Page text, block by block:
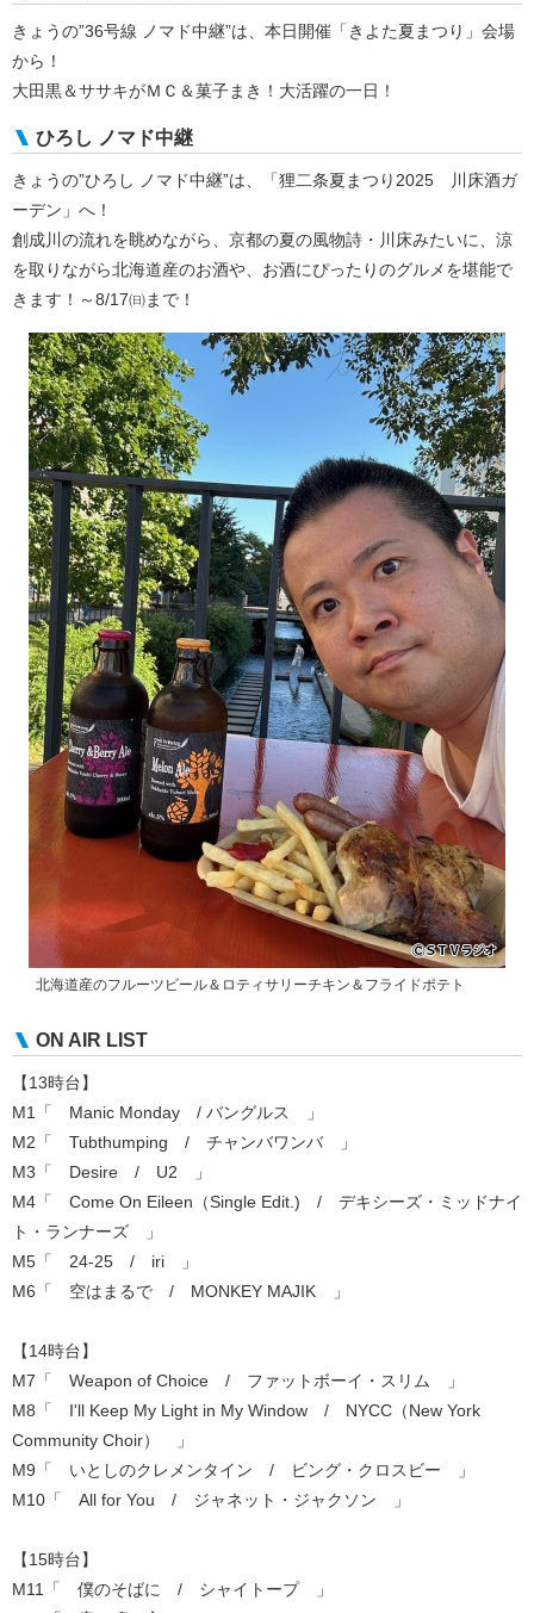
きょうの”36号線 ノマド中継”は、本日開催「きよた夏まつり」会場
から！
大田黒＆ササキがＭＣ＆菓子まき！大活躍の一日！
ひろし ノマド中継
きょうの”ひろし ノマド中継”は、「狸二条夏まつり2025 川床酒ガ
ーデン」へ！
創成川の流れを眺めながら、京都の夏の風物詩・川床みたいに、涼
を取りながら北海道産のお酒や、お酒にぴったりのグルメを堪能で
きます！～8/17㈰まで！
北海道産のフルーツビール＆ロティサリーチキン＆フライドポテト
ON AIR LIST
【13時台】
M1「 Manic Monday / バングルス 」
M2「 Tubthumping / チャンバワンバ 」
M3「 Desire / U2 」
M4「 Come On Eileen（Single Edit.) / デキシーズ・ミッドナイ
ト・ランナーズ 」
M5「 24-25 / iri 」
M6「 空はまるで / MONKEY MAJIK 」
【14時台】
M7「 Weapon of Choice / ファットボーイ・スリム 」
M8「 I'll Keep My Light in My Window / NYCC（New York
Community Choir） 」
M9「 いとしのクレメンタイン / ビング・クロスビー 」
M10「 All for You / ジャネット・ジャクソン 」
【15時台】
M11「 僕のそばに / シャイトープ 」